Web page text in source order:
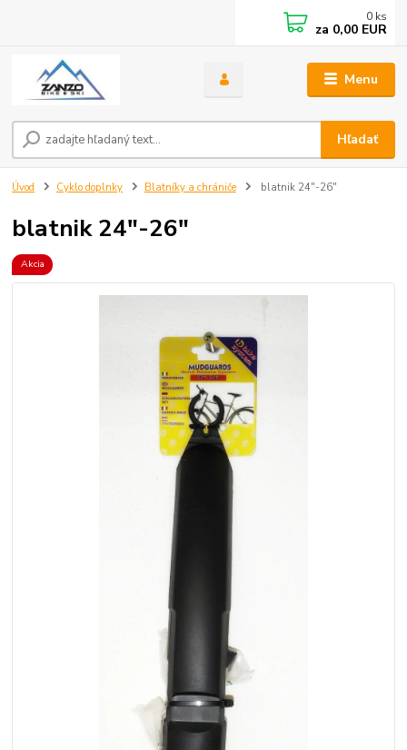
Menu
Hľadať
0 ks
za 0,00 EUR
Úvod Cyklo doplnky Blatníky a chrániče blatnik 24"-26"
blatnik 24"-26"
Akcia